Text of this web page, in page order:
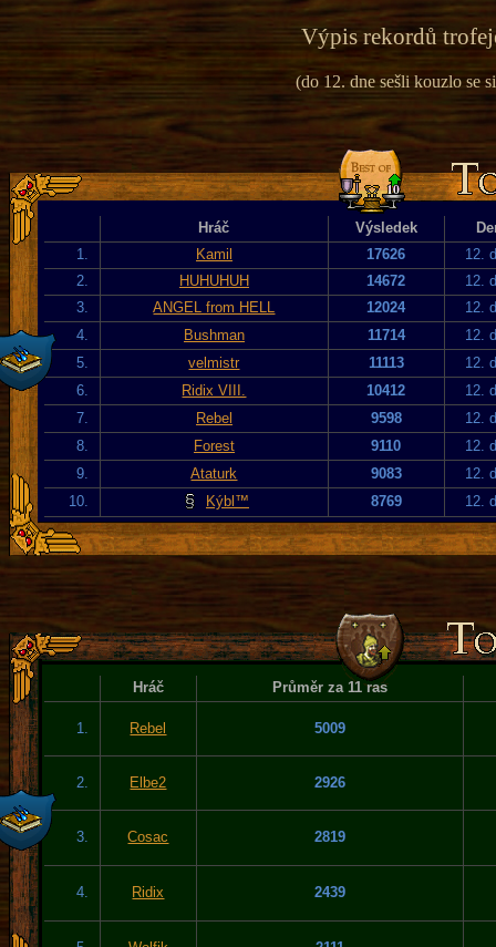
Výpis rekordů
(do 12. dne sešli kouzlo se
Hráč Výsledek
1.
Kamil 17626
12.
2.
HUHUHUH 14672
12.
3.
ANGEL from HELL 12024
12.
4.
Bushman 11714
12.
5.
velmistr 11113
12.
6.
Ridix VIII. 10412
12.
7.
Rebel 9598
12.
8.
Forest 9110
12.
9.
Ataturk 9083
12.
10.
Kýbl™ 8769 12.
Hráč Průměr za 11 ras
1. Rebel 5009
2. Elbe2 2926
3. Cosac 2819
4. Ridix 2439